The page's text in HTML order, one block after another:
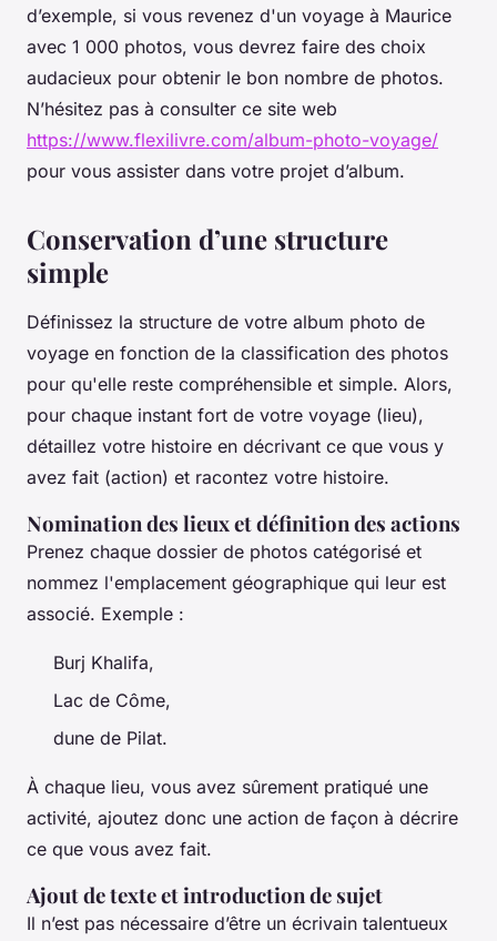
d’exemple, si vous revenez d'un voyage à Maurice
avec 1 000 photos, vous devrez faire des choix
audacieux pour obtenir le bon nombre de photos.
N’hésitez pas à consulter ce site web
https://www.flexilivre.com/album-photo-voyage/
pour vous assister dans votre projet d’album.
Conservation d’une structure
simple
Définissez la structure de votre album photo de
voyage en fonction de la classification des photos
pour qu'elle reste compréhensible et simple. Alors,
pour chaque instant fort de votre voyage (lieu),
détaillez votre histoire en décrivant ce que vous y
avez fait (action) et racontez votre histoire.
Nomination des lieux et définition des actions
Prenez chaque dossier de photos catégorisé et
nommez l'emplacement géographique qui leur est
associé. Exemple :
Burj Khalifa,
Lac de Côme,
dune de Pilat.
À chaque lieu, vous avez sûrement pratiqué une
activité, ajoutez donc une action de façon à décrire
ce que vous avez fait.
Ajout de texte et introduction de sujet
Il n’est pas nécessaire d’être un écrivain talentueux